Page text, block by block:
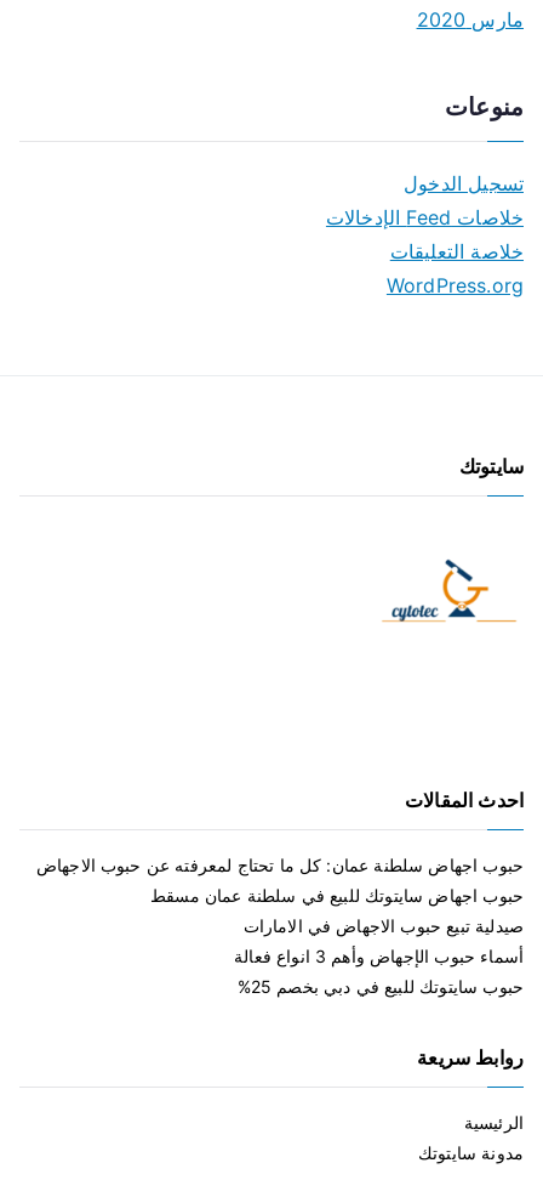
مارس 2020
منوعات
تسجيل الدخول
خلاصات Feed الإدخالات
خلاصة التعليقات
WordPress.org
سايتوتك
احدث المقالات
حبوب اجهاض سلطنة عمان: كل ما تحتاج لمعرفته عن حبوب الاجهاض
حبوب اجهاض سايتوتك للبيع في سلطنة عمان مسقط
صيدلية تبيع حبوب الاجهاض في الامارات
أسماء حبوب الإجهاض وأهم 3 انواع فعالة
حبوب سايتوتك للبيع في دبي بخصم 25%
روابط سريعة
الرئيسية
مدونة سايتوتك